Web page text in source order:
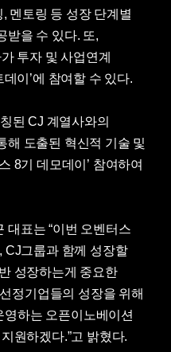
멘토링 등 성장 단계별
받을 수 있다. 또,
투자 및 사업연계
이’에 참여할 수 있다.
된 CJ 계열사와의
해 도출된 혁신적 기술 및
8기 데모데이’ 참여하여
대표는 “이번 오벤터스
CJ그룹과 함께 성장할
성장하는게 중요한
정기업들의 성장을 위해
하는 오픈이노베이션
원하겠다.”고 밝혔다.